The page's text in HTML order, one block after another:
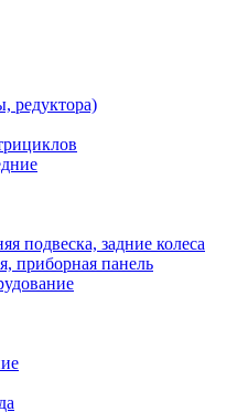
редуктора)
подвеска, задние колеса
приборная панель